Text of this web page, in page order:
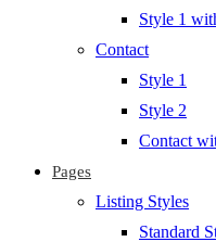
Style 1
Contact
Style 1
Style 2
Contact
Pages
Listing Styles
Standard